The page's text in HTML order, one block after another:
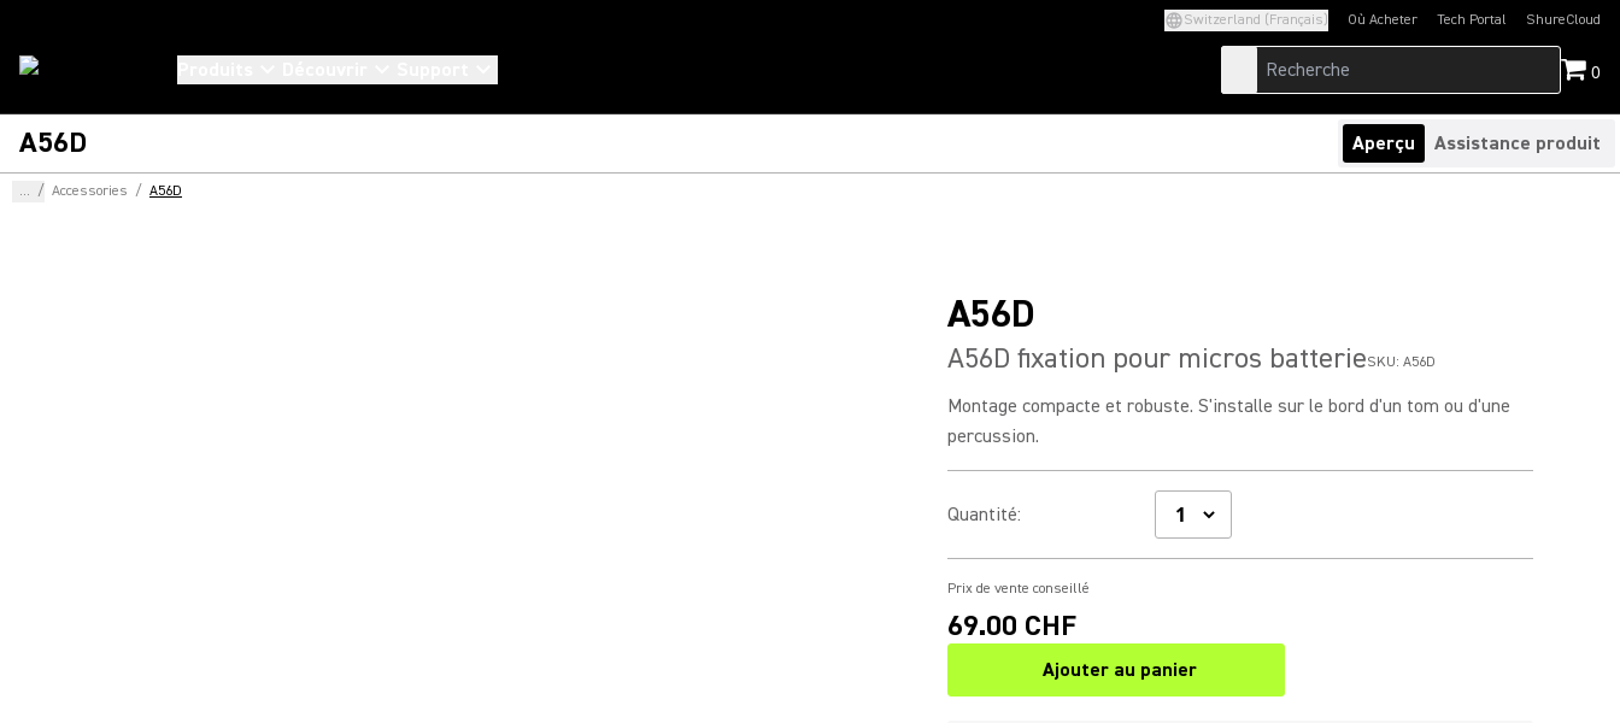
Switzerland (Français) Où Acheter Tech Portal
(Opens in a new tab)ShureCloud
(Opens in a new
0
A56D Aperçu Assistance produit
... / Accessories / A56D
A56D
A56D fixation pour micros batterieSKU: A56D
Montage compacte et robuste. S'installe sur le bord d'un tom ou d'une
percussion.
Quantité:
Prix de vente conseillé
69.00 CHF
Ajouter au panier